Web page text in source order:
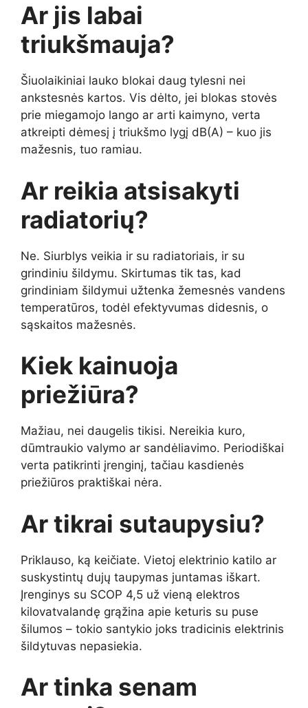
Ar jis labai
triukšmauja?
Šiuolaikiniai lauko blokai daug tylesni nei
ankstesnės kartos. Vis dėlto, jei blokas stovės
prie miegamojo lango ar arti kaimyno, verta
atkreipti dėmesį į triukšmo lygį dB(A) – kuo jis
mažesnis, tuo ramiau.
Ar reikia atsisakyti
radiatorių?
Ne. Siurblys veikia ir su radiatoriais, ir su
grindiniu šildymu. Skirtumas tik tas, kad
grindiniam šildymui užtenka žemesnės vandens
temperatūros, todėl efektyvumas didesnis, o
sąskaitos mažesnės.
Kiek kainuoja
priežiūra?
Mažiau, nei daugelis tikisi. Nereikia kuro,
dūmtraukio valymo ar sandėliavimo. Periodiškai
verta patikrinti įrenginį, tačiau kasdienės
priežiūros praktiškai nėra.
Ar tikrai sutaupysiu?
Priklauso, ką keičiate. Vietoj elektrinio katilo ar
suskystintų dujų taupymas juntamas iškart.
Įrenginys su SCOP 4,5 už vieną elektros
kilovatvalandę grąžina apie keturis su puse
šilumos – tokio santykio joks tradicinis elektrinis
šildytuvas nepasiekia.
Ar tinka senam